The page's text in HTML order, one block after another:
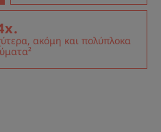
ακόμη και πολύπλοκα